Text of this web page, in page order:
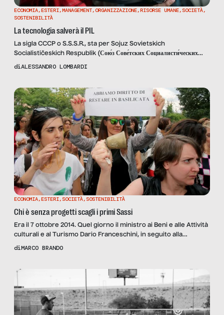
ECONOMIA,ESTERI,MANAGEMENT,ORGANIZZAZIONE,RISORSE UMANE, SOCIETÀ,
SOSTENIBILITÀ
La tecnologia salverà il PIL
La sigla CCCP o S.S.S.R., sta per Sojuz Sovietskich
Socialističeskich Respublik (Сою́з Сове́тских Социалисти́ческих
Респу́блик), in russo Unione delle Repubbliche Socialiste
alcuni dei Paesi che appartenevano a questo “blocco” o che ne
erano “stati satelliti” oltre all’ubicazione geografica? Potremmo
rispondere in tanti […]
diALESSANDRO LOMBARDI
ECONOMIA,ESTERI, SOCIETÀ, SOSTENIBILITÀ
Chi è senza progetti scagli i primi Sassi
Era il 7 ottobre 2014. Quel giorno il ministro ai Beni e alle Attività
culturali e al Turismo Dario Franceschini, in seguito alla
valutazione della giuria internazionale, annunciò che Matera
questa cittadina lucana con poco […]
diMARCO BRANDO